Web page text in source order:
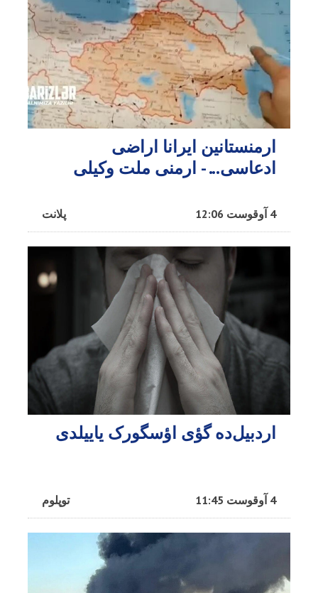
ارمنستانین ایرانا اراضی
ادعاسی... - ارمنی ملت وکیلی
پلانت 4 آوقوست 12:06
اردبیل‌ده گؤی اؤسگورک یاییلدی
توپلوم 4 آوقوست 11:45